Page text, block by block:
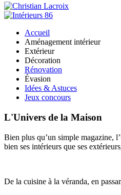
Accueil
Aménagement intérieur
Extérieur
Décoration
Rénovation
Évasion
Idées & Astuces
Jeux concours
L'Univers de la Maison
Bien plus qu’un simple magazine,
bien ses intérieurs que ses
De la cuisine à la véranda, en